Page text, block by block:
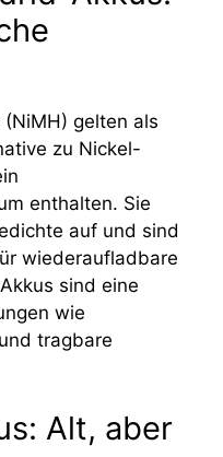
gelten als
zu Nickel-
enthalten. Sie
auf und sind
wiederaufladbare
sind eine
wie
tragbare
Alt, aber